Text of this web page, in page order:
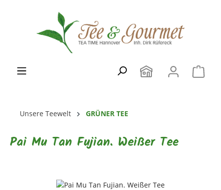
Zum Hauptinhalt springen
Unsere Teewelt GRÜNER TEE
Pai Mu Tan Fujian. Weißer Tee
Bildergalerie überspringen